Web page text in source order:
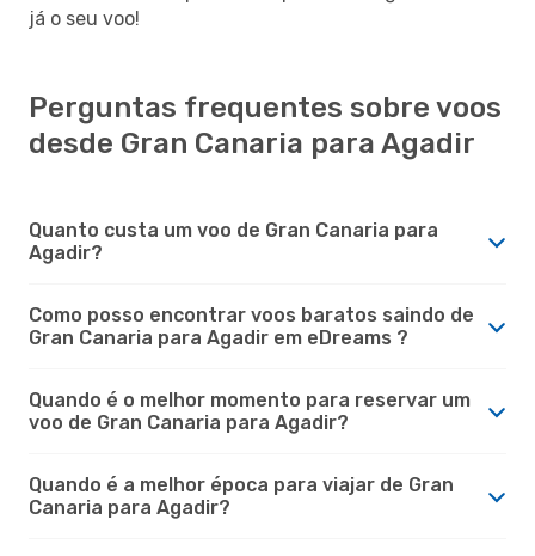
já o seu voo!
Perguntas frequentes sobre voos
desde Gran Canaria para Agadir
Quanto custa um voo de Gran Canaria para
Agadir?
Como posso encontrar voos baratos saindo de
Gran Canaria para Agadir em eDreams ?
Quando é o melhor momento para reservar um
voo de Gran Canaria para Agadir?
Quando é a melhor época para viajar de Gran
Canaria para Agadir?